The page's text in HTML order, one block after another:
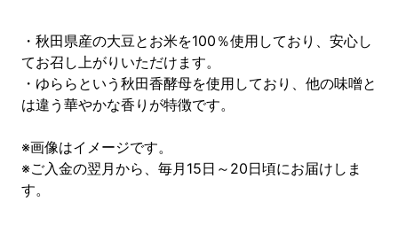
・秋田県産の大豆とお米を100％使用しており、安心し
てお召し上がりいただけます。
・ゆららという秋田香酵母を使用しており、他の味噌と
は違う華やかな香りが特徴です。
※画像はイメージです。
※ご入金の翌月から、毎月15日～20日頃にお届けしま
す。